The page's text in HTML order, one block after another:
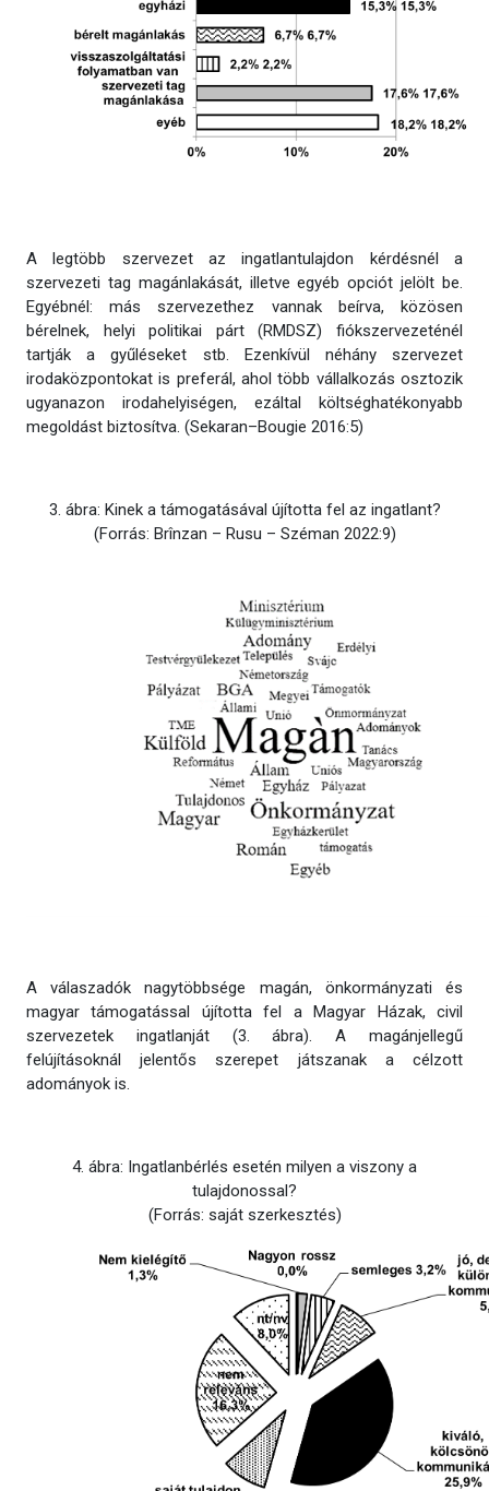
A legtöbb szervezet az ingatlantulajdon kérdésnél a
szervezeti tag magánlakását, illetve egyéb opciót jelölt be.
Egyébnél: más szervezethez vannak beírva, közösen
bérelnek, helyi politikai párt (RMDSZ) fiókszervezeténél
tartják a gyűléseket stb. Ezenkívül néhány szervezet
irodaközpontokat is preferál, ahol több vállalkozás osztozik
ugyanazon irodahelyiségen, ezáltal költséghatékonyabb
megoldást biztosítva. (Sekaran–Bougie 2016:5)
3. ábra: Kinek a támogatásával újította fel az ingatlant?
(Forrás: Brînzan – Rusu – Széman 2022:9)
A válaszadók nagytöbbsége magán, önkormányzati és
magyar támogatással újította fel a Magyar Házak, civil
szervezetek ingatlanját (3. ábra). A magánjellegű
felújításoknál jelentős szerepet játszanak a célzott
adományok is.
4. ábra: Ingatlanbérlés esetén milyen a viszony a
tulajdonossal?
(Forrás: saját szerkesztés)